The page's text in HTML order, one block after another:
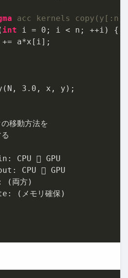
acc kernels
int i = 0 ; i < n; ++i) {
a*x[i];
3.0 , x, y);
移動方法を
CPU  GPU
(両方)
(メモリ確保)